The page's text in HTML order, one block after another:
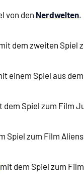
Predator
von den Nerdwelten.
dem zweiten Spiel
einem Spiel aus
dem Spiel zum Film
Spiel zum Film
mit dem Spiel zum